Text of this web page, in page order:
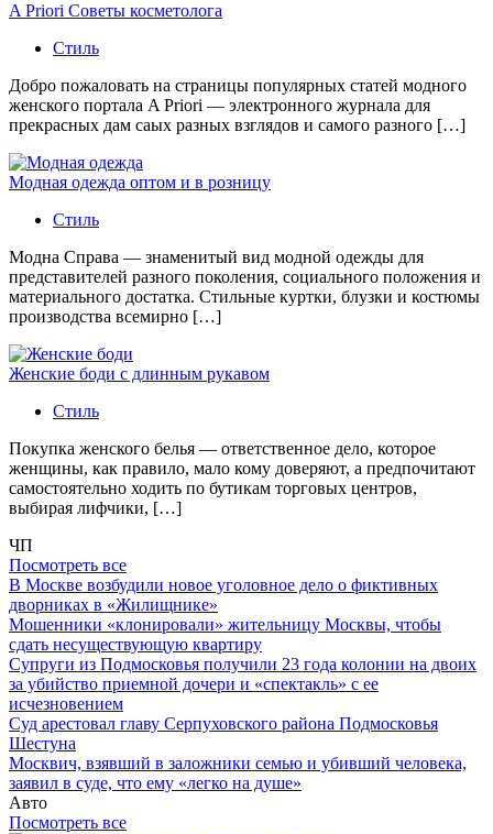
A Priori Советы косметолога
Стиль
Добро пожаловать на страницы популярных статей модного
женского портала A Priori — электронного журнала для
прекрасных дам саых разных взглядов и самого разного […]
Модная одежда оптом и в розницу
Стиль
Модна Справа — знаменитый вид модной одежды для
представителей разного поколения, социального положения и
материального достатка. Стильные куртки, блузки и костюмы
производства всемирно […]
Женские боди с длинным рукавом
Стиль
Покупка женского белья — ответственное дело, которое
женщины, как правило, мало кому доверяют, а предпочитают
самостоятельно ходить по бутикам торговых центров,
выбирая лифчики, […]
ЧП
Посмотреть все
В Москве возбудили новое уголовное дело о фиктивных
дворниках в «Жилищнике»
Мошенники «клонировали» жительницу Москвы, чтобы
сдать несуществующую квартиру
Супруги из Подмосковья получили 23 года колонии на двоих
за убийство приемной дочери и «спектакль» с ее
исчезновением
Суд арестовал главу Серпуховского района Подмосковья
Шестуна
Москвич, взявший в заложники семью и убивший человека,
заявил в суде, что ему «легко на душе»
Авто
Посмотреть все